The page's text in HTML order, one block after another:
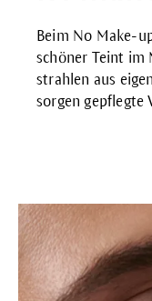
Beim No Make-
schöner Teint im
strahlen aus
sorgen gepflegte